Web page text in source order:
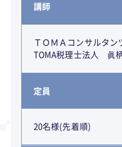
講師
ＴＯＭＡコンサルタ
TOMA税理士法人 眞
定員
20名様(先着順)